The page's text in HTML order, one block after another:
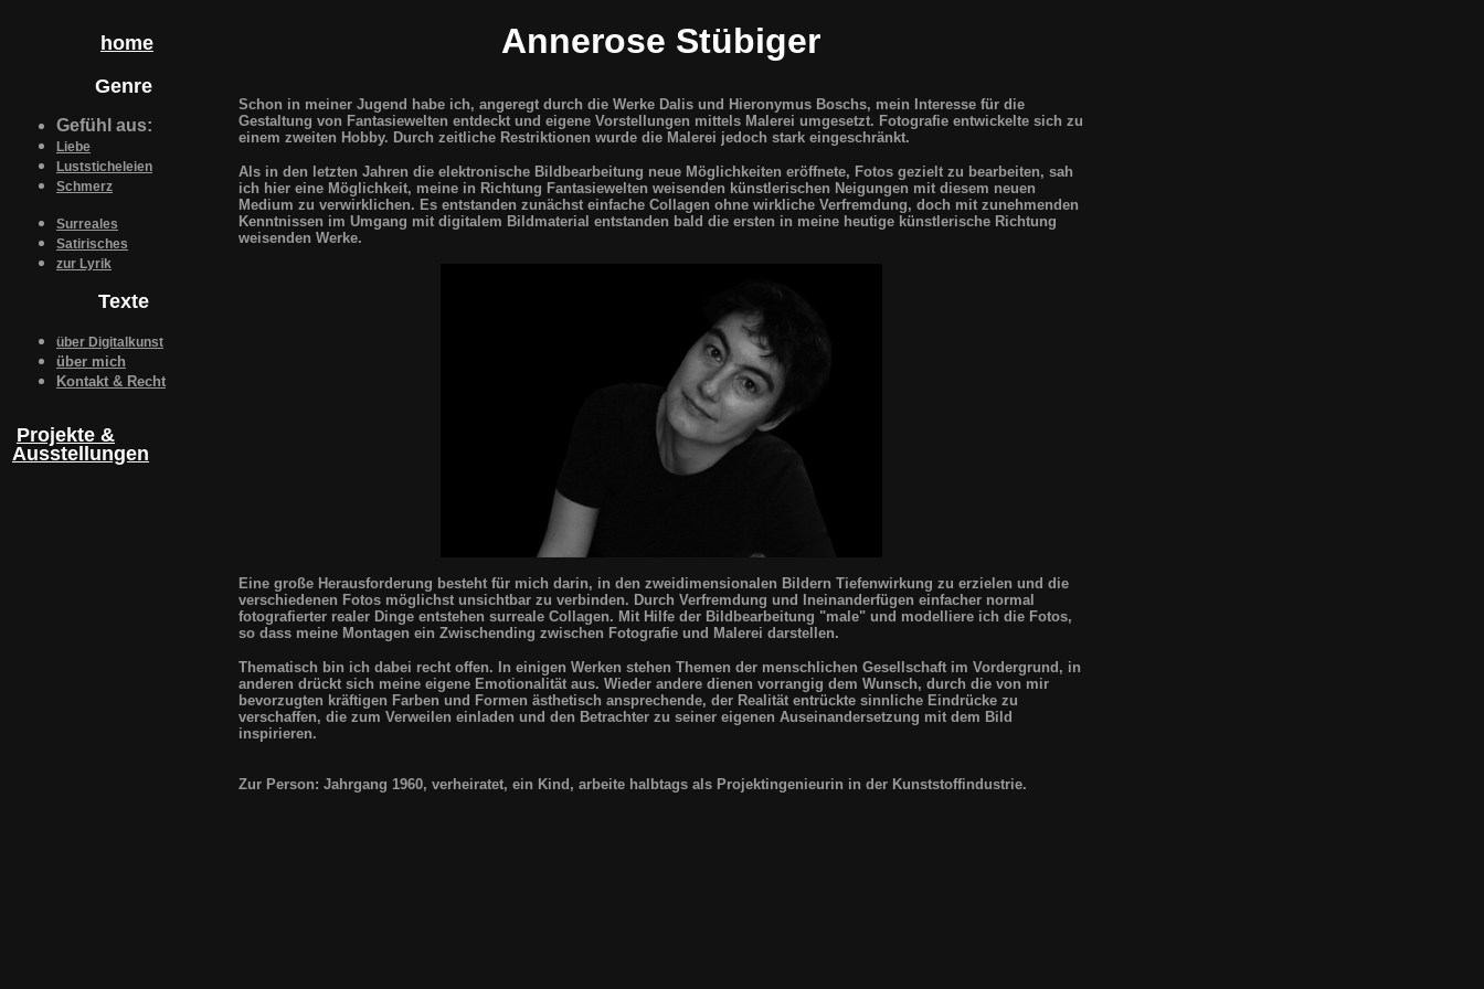
home Annerose Stübiger
Genre
Gefühl aus:
Liebe
Luststicheleien
Schmerz
Surreales
Satirisches
zur Lyrik
Texte
über Digitalkunst
über mich
Kontakt & Recht
Projekte &
Ausstellungen
Schon in meiner Jugend habe ich, angeregt durch die Werke Dalis und Hieronymus Boschs, mein Interesse für die
Gestaltung von Fantasiewelten entdeckt und eigene Vorstellungen mittels Malerei umgesetzt. Fotografie entwickelte sich zu
einem zweiten Hobby. Durch zeitliche Restriktionen wurde die Malerei jedoch stark eingeschränkt.
Als in den letzten Jahren die elektronische Bildbearbeitung neue Möglichkeiten eröffnete, Fotos gezielt zu bearbeiten, sah
ich hier eine Möglichkeit, meine in Richtung Fantasiewelten weisenden künstlerischen Neigungen mit diesem neuen
Medium zu verwirklichen. Es entstanden zunächst einfache Collagen ohne wirkliche Verfremdung, doch mit zunehmenden
Kenntnissen im Umgang mit digitalem Bildmaterial entstanden bald die ersten in meine heutige künstlerische Richtung
weisenden Werke.
Eine große Herausforderung besteht für mich darin, in den zweidimensionalen Bildern Tiefenwirkung zu erzielen und die
verschiedenen Fotos möglichst unsichtbar zu verbinden. Durch Verfremdung und Ineinanderfügen einfacher normal
fotografierter realer Dinge entstehen surreale Collagen. Mit Hilfe der Bildbearbeitung "male" und modelliere ich die Fotos,
so dass meine Montagen ein Zwischending zwischen Fotografie und Malerei darstellen.
Thematisch bin ich dabei recht offen. In einigen Werken stehen Themen der menschlichen Gesellschaft im Vordergrund, in
anderen drückt sich meine eigene Emotionalität aus. Wieder andere dienen vorrangig dem Wunsch, durch die von mir
bevorzugten kräftigen Farben und Formen ästhetisch ansprechende, der Realität entrückte sinnliche Eindrücke zu
verschaffen, die zum Verweilen einladen und den Betrachter zu seiner eigenen Auseinandersetzung mit dem Bild
inspirieren.
Zur Person: Jahrgang 1960, verheiratet, ein Kind, arbeite halbtags als Projektingenieurin in der Kunststoffindustrie.